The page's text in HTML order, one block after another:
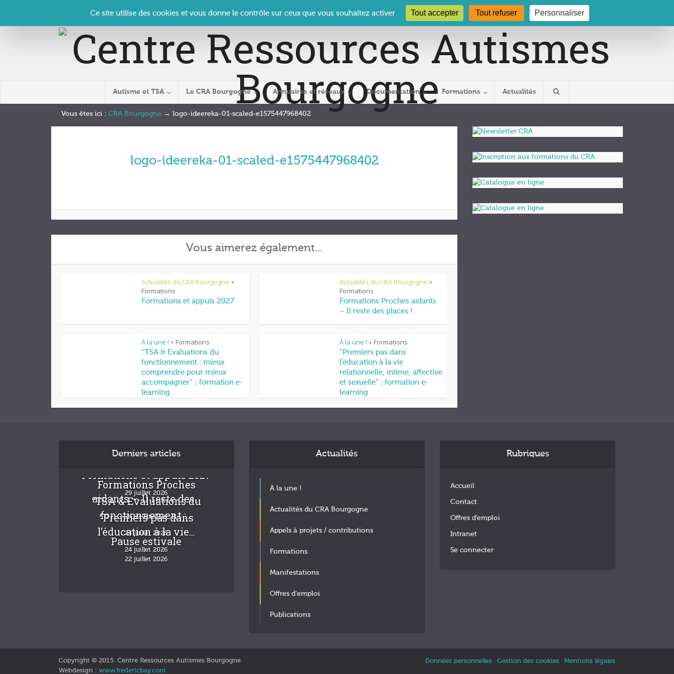
Contact Se connecter | CRA Bourgogne – Le Clos des Présidents – 19-21 rue Coty – 21 000 DIJON cra@crabourgogne.org 03 80 29 54 19
Autisme et TSA Le CRA Bourgogne Annuaires et réseaux Documentation Formations Actualités
Vous êtes ici : CRA Bourgogne → logo-ideereka-01-scaled-e1575447968402
logo-ideereka-01-scaled-e1575447968402
Vous aimerez également...
Actualités du CRA Bourgogne •
Formations
Formations et appuis 2027
Actualités du CRA Bourgogne •
Formations
Formations Proches aidants
– Il reste des places !
À la une ! • Formations
“TSA & Evaluations du
fonctionnement : mieux
comprendre pour mieux
accompagner” : formation e-
learning
À la une ! • Formations
“Premiers pas dans
l’éducation à la vie
relationnelle, intime, affective
et sexuelle” : formation e-
learning
Derniers articles
Formations et appuis 2027
29 juillet 2026
Formations Proches
aidants – Il reste des...
24 juillet 2026
“TSA & Evaluations du
fonctionnement :...
24 juillet 2026
“Premiers pas dans
l’éducation à la vie...
24 juillet 2026
Pause estivale
22 juillet 2026
Actualités
À la une !
Actualités du CRA Bourgogne
Appels à projets / contributions
Formations
Manifestations
Offres d'emploi
Publications
Rubriques
Accueil
Contact
Offres d’emploi
Intranet
Se connecter
Copyright © 2015. Centre Ressources Autismes Bourgogne
Webdesign : www.fredericbay.com
Données personnelles Gestion des cookies Mentions légales
Ce site utilise des cookies et vous donne le contrôle sur ceux que vous souhaitez activer Tout accepter Tout refuser Personnaliser